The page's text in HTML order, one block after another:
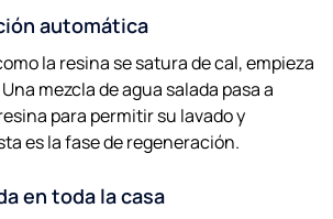
automática
la resina se satura de cal, empieza
mezcla de agua salada pasa a
para permitir su lavado y
es la fase de regeneración.
en toda la casa